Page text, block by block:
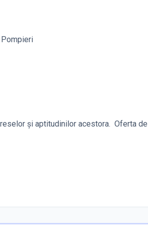
și aptitudinilor acestora. Oferta